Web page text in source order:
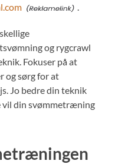
og rygcrawl
Fokuser på at
og sørg for at
Jo bedre din teknik
vil din svømmetræning